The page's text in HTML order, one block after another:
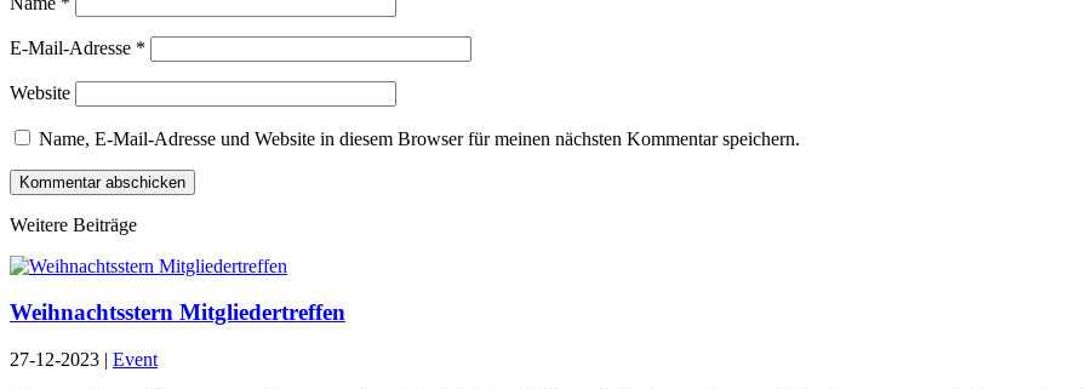
E-Mail-Adresse *
Website
Name, E-Mail-Adresse und Website in diesem Browser für meinen nächsten Kommentar speichern.
Kommentar abschicken
Weitere Beiträge
Weihnachtsstern Mitgliedertreffen
27-12-2023 | Event